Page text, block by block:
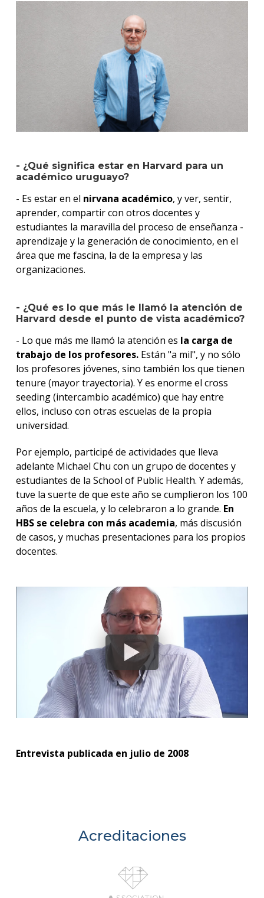
- ¿Qué significa estar en Harvard para un
académico uruguayo?
- Es estar en el nirvana académico, y ver, sentir,
aprender, compartir con otros docentes y
estudiantes la maravilla del proceso de enseñanza -
aprendizaje y la generación de conocimiento, en el
área que me fascina, la de la empresa y las
organizaciones.
- ¿Qué es lo que más le llamó la atención de
Harvard desde el punto de vista académico?
- Lo que más me llamó la atención es la carga de
trabajo de los profesores.Están "a mil", y no sólo
los profesores jóvenes, sino también los que tienen
tenure (mayor trayectoria). Y es enorme el cross
seeding (intercambio académico) que hay entre
ellos, incluso con otras escuelas de la propia
universidad.
Por ejemplo, participé de actividades que lleva
adelante Michael Chu con un grupo de docentes y
estudiantes de la School of Public Health. Y además,
tuve la suerte de que este año se cumplieron los 100
años de la escuela, y lo celebraron a lo grande. En
HBS se celebra con más academia, más discusión
de casos, y muchas presentaciones para los propios
docentes.
Entrevista publicada en julio de 2008
Acreditaciones